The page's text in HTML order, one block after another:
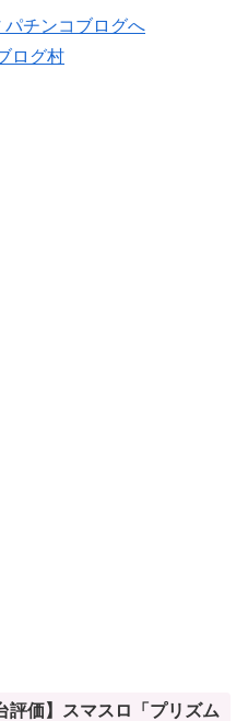
ログ村
評価】スマスロ「プリズム